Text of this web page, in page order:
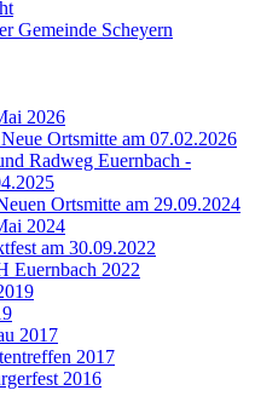
Gemeinde Scheyern
2026
Ortsmitte am 07.02.2026
Radweg Euernbach -
Ortsmitte am 29.09.2024
2024
am 30.09.2022
Euernbach 2022
2017
2017
2016